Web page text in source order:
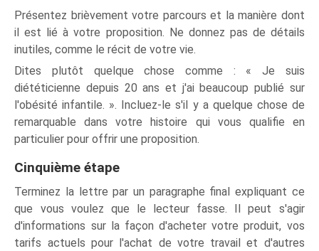
Présentez brièvement votre parcours et la manière dont
il est lié à votre proposition. Ne donnez pas de détails
inutiles, comme le récit de votre vie.
Dites plutôt quelque chose comme : « Je suis
diététicienne depuis 20 ans et j'ai beaucoup publié sur
l'obésité infantile. ». Incluez-le s'il y a quelque chose de
remarquable dans votre histoire qui vous qualifie en
particulier pour offrir une proposition.
Cinquième étape
Terminez la lettre par un paragraphe final expliquant ce
que vous voulez que le lecteur fasse. Il peut s'agir
d'informations sur la façon d'acheter votre produit, vos
tarifs actuels pour l'achat de votre travail et d'autres